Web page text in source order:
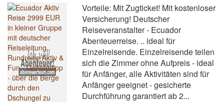
Vorteile: Mit Zugticket! Mit kostenloser
Versicherung! Deutscher
Reiseveranstalter - Ecuador
Abenteuerreise. .. ideal für
Einzelreisende. Einzelreisende teilen
sich die Zimmer ohne Aufpreis - ideal
für Anfänger, alle Aktivitäten sind für
Anfänger geeignet - gesicherte
Durchführung garantiert ab 2...